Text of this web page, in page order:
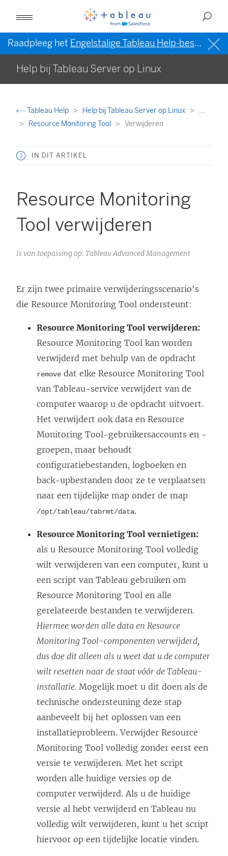
Raadpleeg het Engelstalige Tableau Help-bestand (VS)
Help bij Tableau Server op Linux
Tableau Help Help bij Tableau Server op Linux
...
Resource Monitoring Tool
Verwijderen
IN DIT ARTIKEL
Resource Monitoring
Tool verwijderen
Is van toepassing op: Tableau Advanced Management
Er zijn twee primaire verwijderingsscenario's
die Resource Monitoring Tool ondersteunt:
Resource Monitoring Tool verwijderen:
Resource Monitoring Tool kan worden
verwijderd met behulp van de opdracht
remove dat elke Resource Monitoring Tool
van Tableau-service verwijdert van de
computer waarop u de opdracht uitvoert.
Het verwijdert ook data en Resource
Monitoring Tool-gebruikersaccounts en -
groepen, maar behoudt
configuratiebestanden, logboeken en
back-upbestanden door ze te verplaatsen
naar een tijdelijke map onder de map
/opt/tableau/tabrmt/data.
Resource Monitoring Tool vernietigen:
als u Resource Monitoring Tool volledig
wilt verwijderen van een computer, kunt u
een script van Tableau gebruiken om
Resource Monitoring Tool en alle
gerelateerde bestanden te verwijderen.
Hiermee worden alle data en Resource
Monitoring Tool-componenten verwijderd,
dus doe dit alleen als u weet dat u de computer
wilt resetten naar de staat vóór de Tableau-
installatie. Mogelijk moet u dit doen als de
technische ondersteuning deze stap
aanbeveelt bij het oplossen van een
installatieprobleem. Verwijder Resource
Monitoring Tool volledig zonder eerst een
versie te verwijderen. Met het script
worden alle huidige versies op de
computer verwijderd. Als u de huidige
versie al hebt verwijderd en Tableau nu
volledig wilt verwijderen, kunt u het script
hiervoor op een tijdelijke locatie vinden.